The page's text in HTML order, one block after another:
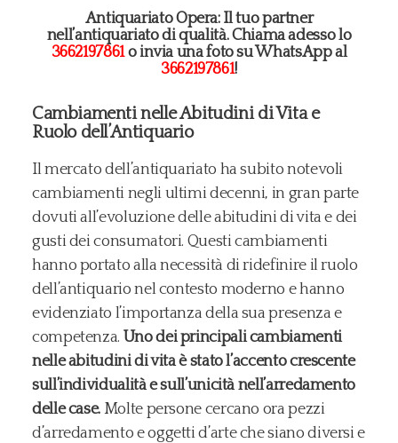
Antiquariato Opera: Il tuo partner
nell’antiquariato di qualità. Chiama adesso lo
3662197861o invia una foto su WhatsApp al
3662197861!
Cambiamenti nelle Abitudini di Vita e
Ruolo dell’Antiquario
Il mercato dell’antiquariato ha subito notevoli
cambiamenti negli ultimi decenni, in gran parte
dovuti all’evoluzione delle abitudini di vita e dei
gusti dei consumatori. Questi cambiamenti
hanno portato alla necessità di ridefinire il ruolo
dell’antiquario nel contesto moderno e hanno
evidenziato l’importanza della sua presenza e
competenza. Uno dei principali cambiamenti
nelle abitudini di vita è stato l’accento crescente
sull’individualità e sull’unicità nell’arredamento
delle case. Molte persone cercano ora pezzi
d’arredamento e oggetti d’arte che siano diversi e